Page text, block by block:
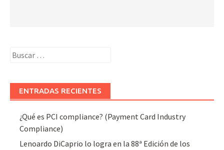
Buscar:
ENTRADAS RECIENTES
¿Qué es PCI compliance? (Payment Card Industry
Compliance)
Lenoardo DiCaprio lo logra en la 88ª Edición de los